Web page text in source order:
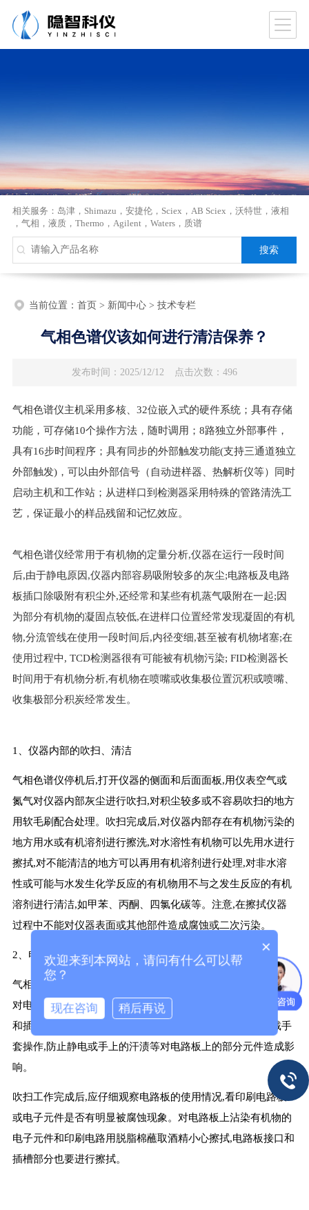
相关服务： 岛津， Shimazu ， 安捷伦， Sciex ， AB Sciex ， 沃特世， 液相
， 气相 ， 液质， Thermo ， Agilent ， Waters， 质谱
当前位置： 首页> 新闻中心> 技术专栏
气相色谱仪该如何进行清洁保养？
发布时间：2025/12/12 点击次数：496
气相色谱仪主机采用多核、32位嵌入式的硬件系统；具有存储
功能，可存储10个操作方法，随时调用；8路独立外部事件，
具有16步时间程序；具有同步的外部触发功能(支持三通道独立
外部触发)，可以由外部信号（自动进样器、热解析仪等）同时
启动主机和工作站；从进样口到检测器采用特殊的管路清洗工
艺，保证最小的样品残留和记忆效应。
气相色谱仪经常用于有机物的定量分析,仪器在运行一段时间
后,由于静电原因,仪器内部容易吸附较多的灰尘;电路板及电路
板插口除吸附有积尘外,还经常和某些有机蒸气吸附在一起;因
为部分有机物的凝固点较低,在进样口位置经常发现凝固的有机
物,分流管线在使用一段时间后,内径变细,甚至被有机物堵塞;在
使用过程中, TCD检测器很有可能被有机物污染; FID检测器长
时间用于有机物分析,有机物在喷嘴或收集极位置沉积或喷嘴、
收集极部分积炭经常发生。
1、仪器内部的吹扫、清洁
气相色谱仪停机后,打开仪器的侧面和后面面板,用仪表空气或
氮气对仪器内部灰尘进行吹扫,对积尘较多或不容易吹扫的地方
用软毛刷配合处理。吹扫完成后,对仪器内部存在有机物污染的
地方用水或有机溶剂进行擦洗,对水溶性有机物可以先用水进行
擦拭,对不能清洁的地方可以再用有机溶剂进行处理,对非水溶
性或可能与水发生化学反应的有机物用不与之发生反应的有机
溶剂进行清洁,如甲苯、丙酮、四氯化碳等。注意,在擦拭仪器
过程中不能对仪器表面或其他部件造成腐蚀或二次污染。
2、电路板的维护和清洁
气相色谱仪准备检修前,切断仪器电源,首先用仪表空气或氮气
对电路板和电路板插槽进行吹扫,吹扫时用软毛刷配合对电路板
和插槽中灰尘较多的部分进行仔细清理。操作过程中尽量戴手
套操作,防止静电或手上的汗渍等对电路板上的部分元件造成影
响。
吹扫工作完成后,应仔细观察电路板的使用情况,看印刷电路板
或电子元件是否有明显被腐蚀现象。对电路板上沾染有机物的
电子元件和印刷电路用脱脂棉蘸取酒精小心擦拭,电路板接口和
插槽部分也要进行擦拭。
×
欢迎来到本网站，请问有什么可以帮
您？
现在咨询 稍后再说